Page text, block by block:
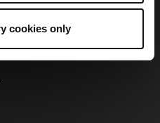
cookies only